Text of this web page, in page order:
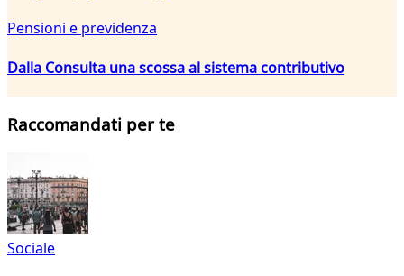
Pensioni e previdenza
Dalla Consulta una scossa al sistema contributivo
Raccomandati per te
Sociale